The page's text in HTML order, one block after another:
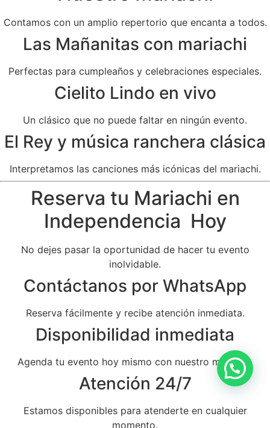
Contamos con un amplio repertorio que encanta a todos.
Las Mañanitas con mariachi
Perfectas para cumpleaños y celebraciones especiales.
Cielito Lindo en vivo
Un clásico que no puede faltar en ningún evento.
El Rey y música ranchera clásica
Interpretamos las canciones más icónicas del mariachi.
Reserva tu Mariachi en
Independencia Hoy
No dejes pasar la oportunidad de hacer tu evento
inolvidable.
Contáctanos por WhatsApp
Reserva fácilmente y recibe atención inmediata.
Disponibilidad inmediata
Agenda tu evento hoy mismo con nuestro mariachi.
Atención 24/7
Estamos disponibles para atenderte en cualquier
momento.